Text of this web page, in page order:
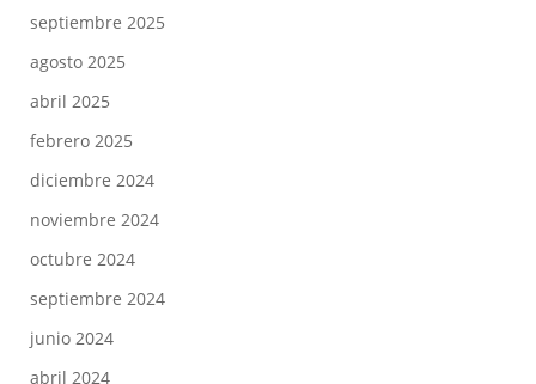
septiembre 2025
agosto 2025
abril 2025
febrero 2025
diciembre 2024
noviembre 2024
octubre 2024
septiembre 2024
junio 2024
abril 2024